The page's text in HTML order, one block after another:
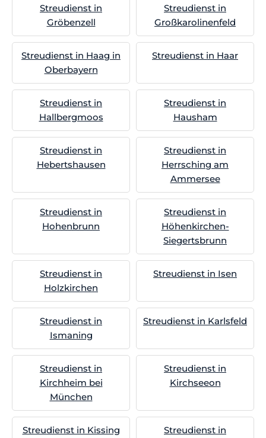
Streudienst in
Gröbenzell
Streudienst in
Großkarolinenfeld
Streudienst in Haag in
Oberbayern
Streudienst in Haar
Streudienst in
Hallbergmoos
Streudienst in
Hausham
Streudienst in
Hebertshausen
Streudienst in
Herrsching am
Ammersee
Streudienst in
Hohenbrunn
Streudienst in
Höhenkirchen-
Siegertsbrunn
Streudienst in
Holzkirchen
Streudienst in Isen
Streudienst in
Ismaning
Streudienst in Karlsfeld
Streudienst in
Kirchheim bei
München
Streudienst in
Kirchseeon
Streudienst in Kissing
Streudienst in